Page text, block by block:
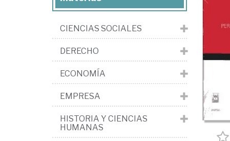
CIENCIAS SOCIALES
DERECHO
ECONOMÍA
EMPRESA
HISTORIA Y CIENCIAS
HUMANAS